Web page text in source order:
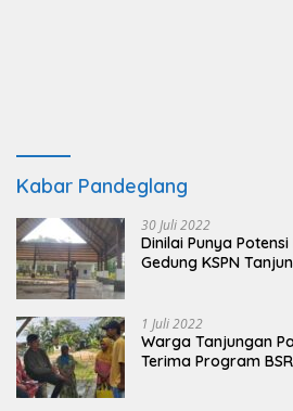
Kabar Pandeglang
30 Juli 2022
Dinilai Punya Potensi
Gedung KSPN
1 Juli 2022
Warga Tanjungan
Terima Program